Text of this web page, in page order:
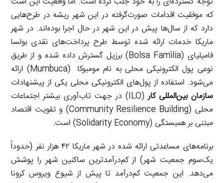
که موفقیت اقدامات صورت‌گرفته در این شهر ریشه در طرح‌هایی
دارد که از سال‌ها پیش در این شهر در حال اجرا بوده‌اند. در شهر
ماریکا خدمات ارائه شده توسط طرح پرداخت‌های نقدی بولسا
فامیلیای (Bolsa Família) برزیل گسترش داده شده و از طریق
نوعی پول الکترونیکی محلی به نام مومبوکا (Mumbuca) ارائه
می‌شود. استفاده از پول‌های الکترونیکی محلی یکی از پیشنهادات
سازمان بین‌المللی کار
(ILO) در جهت تاب‌آوری بیشتر اجتماعات
محلی (Community Resilience Building) و تقویت اقتصاد
مبتنی بر همبستگی (Solidarity Economy) است.
برنامه‌های مساعدتی ارائه شده در شهر ماریکا ۴۲ هزار نفر (حدوداً
یک‌سوم جمعیت شهر) از کم‌درآمدترین ساکنین شهر را پوشش
می‌دهد. این جمعیت کم‌درآمد تا پیش از شیوع ویروس کرونا